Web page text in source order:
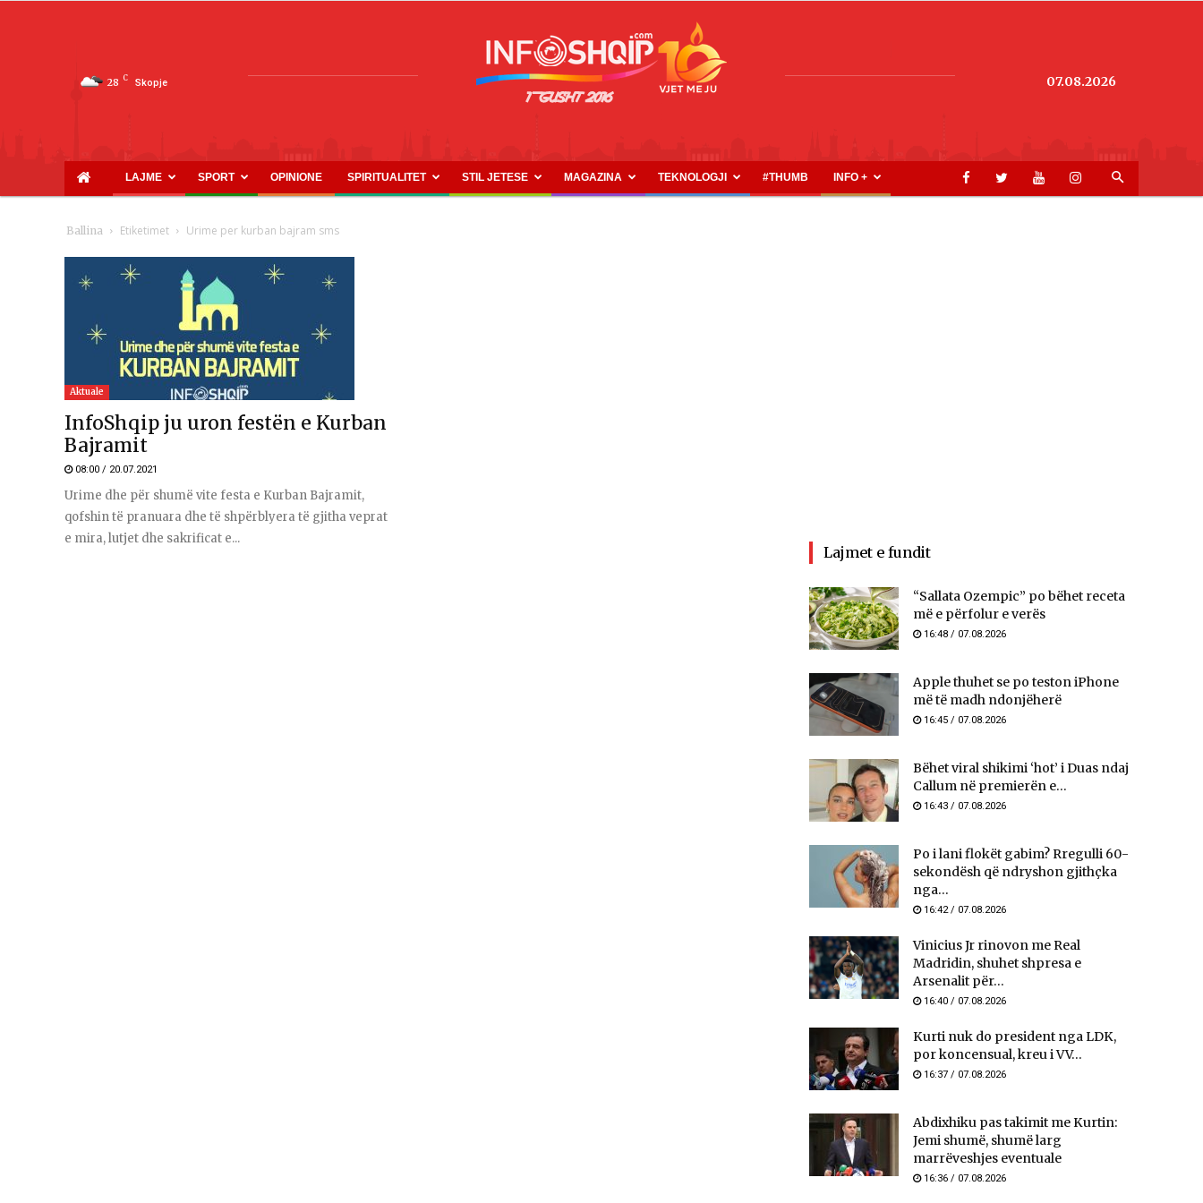
28 C Skopje
INFOSHQIP.COM
07.08.2026
LAJME SPORT OPINIONE SPIRITUALITET STIL JETESE MAGAZINA TEKNOLOGJI #THUMB INFO +
Ballina Etiketimet Urime per kurban bajram sms
Aktuale
InfoShqip ju uron festën e Kurban
Bajramit
08:00 / 20.07.2021
Urime dhe për shumë vite festa e Kurban Bajramit,
qofshin të pranuara dhe të shpërblyera të gjitha veprat
e mira, lutjet dhe sakrificat e...
Lajmet e fundit
“Sallata Ozempic” po bëhet receta
më e përfolur e verës
16:48 / 07.08.2026
Apple thuhet se po teston iPhone
më të madh ndonjëherë
16:45 / 07.08.2026
Bëhet viral shikimi ‘hot’ i Duas ndaj
Callum në premierën e...
16:43 / 07.08.2026
Po i lani flokët gabim? Rregulli 60-
sekondësh që ndryshon gjithçka
nga...
16:42 / 07.08.2026
Vinicius Jr rinovon me Real
Madridin, shuhet shpresa e
Arsenalit për...
16:40 / 07.08.2026
Kurti nuk do president nga LDK,
por koncensual, kreu i VV...
16:37 / 07.08.2026
Abdixhiku pas takimit me Kurtin:
Jemi shumë, shumë larg
marrëveshjes eventuale
16:36 / 07.08.2026